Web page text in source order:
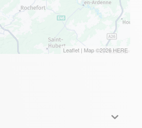
Leaflet| Map ©2026 HERE